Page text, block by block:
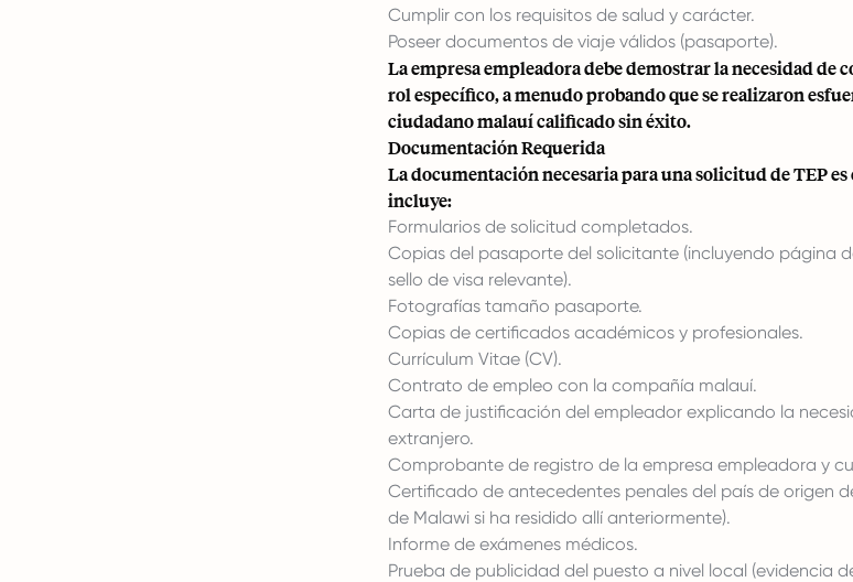
Cumplir con los requisitos de salud y carácter.
Poseer documentos de viaje válidos (pasaporte).
La empresa empleadora debe demostrar la necesidad de
rol específico, a menudo probando que se realizaron
ciudadano malauí calificado sin éxito.
Documentación Requerida
La documentación necesaria para una solicitud de TEP
incluye:
Formularios de solicitud completados.
Copias del pasaporte del solicitante (incluyendo página
sello de visa relevante).
Fotografías tamaño pasaporte.
Copias de certificados académicos y profesionales.
Currículum Vitae (CV).
Contrato de empleo con la compañía malauí.
Carta de justificación del empleador explicando la
extranjero.
Comprobante de registro de la empresa empleadora y
Certificado de antecedentes penales del país de origen
de Malawi si ha residido allí anteriormente).
Informe de exámenes médicos.
Prueba de publicidad del puesto a nivel local (evidencia